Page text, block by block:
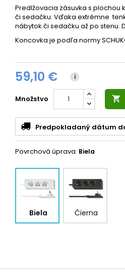
Predlžovacia zásuvka s plochou
či sedačku. Vďaka extrémne
nábytok či sedačku až po stenu.
Koncovka je podľa normy
59,10 € i
Množstvo 
Predpokladaný dátum
Povrchová úprava: Biela
Biela Čierna